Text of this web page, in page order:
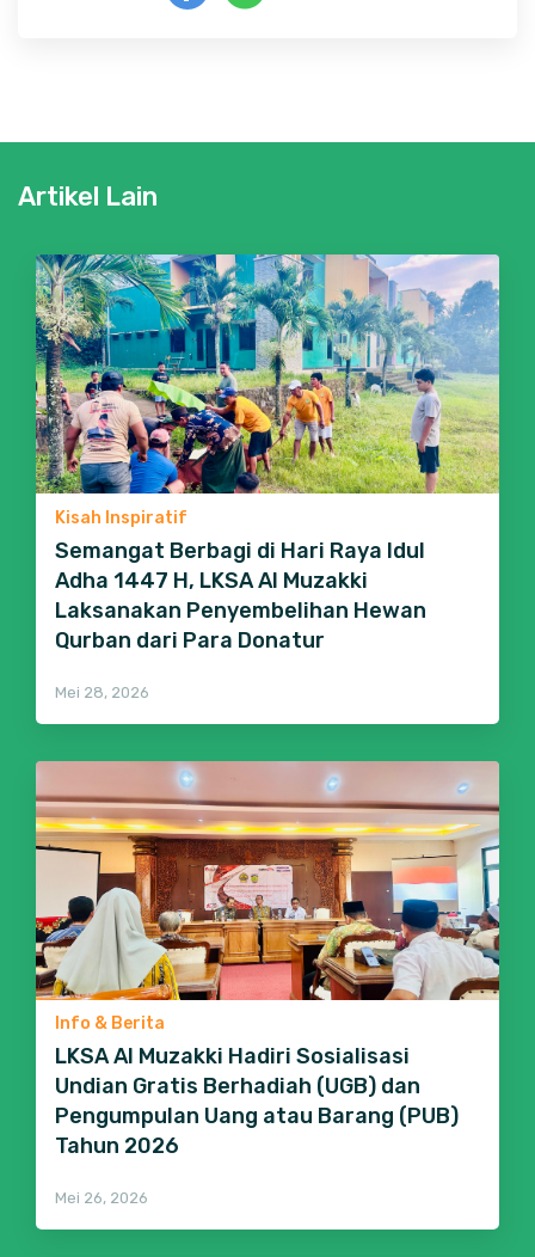
Artikel Lain
Kisah Inspiratif
Semangat Berbagi di Hari Raya Idul
Adha 1447 H, LKSA Al Muzakki
Laksanakan Penyembelihan Hewan
Qurban dari Para Donatur
Mei 28, 2026
Info & Berita
LKSA Al Muzakki Hadiri Sosialisasi
Undian Gratis Berhadiah (UGB) dan
Pengumpulan Uang atau Barang (PUB)
Tahun 2026
Mei 26, 2026